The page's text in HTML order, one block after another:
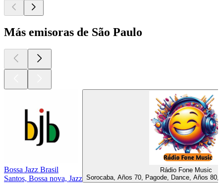
Más emisoras de São Paulo
Bossa Jazz Brasil
Santos, Bossa nova, Jazz
Rádio Fone Music
Sorocaba, Años 70, Pagode, Dance, Años